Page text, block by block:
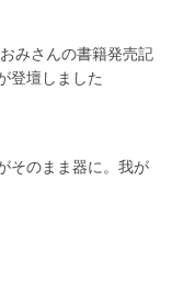
おみさんの書籍発売記
登壇しました
そのまま器に。我が